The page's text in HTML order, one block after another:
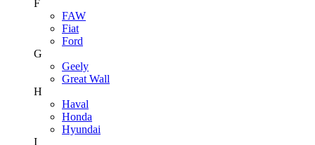
F
FAW
Fiat
Ford
G
Geely
Great Wall
H
Haval
Honda
Hyundai
I